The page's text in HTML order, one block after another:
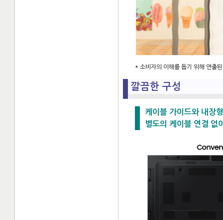
* 소비자의 이해를 돕기 위해 연출
깔끔한 구성
케이블 가이드와 내장
별도의 케이블 연결 없